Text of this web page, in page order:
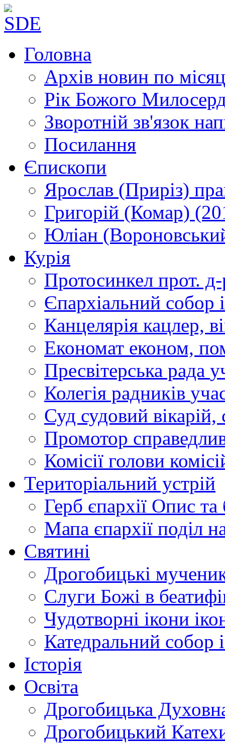
Головна
Архів новин по
Рік Божого
Зворотній зв'язок
Посилання
Єпископи
Ярослав (Приріз)
Григорій (Комар)
Юліан
Курія
Протосинкел прот.
Єпархіальний собор
Канцелярія кацлер,
Економат економ,
Пресвітерська рада
Колегія радників
Суд судовий вікарій,
Промотор
Комісії голови
Територіальний устрій
Герб єпархії Опис та
Мапа єпархії поділ
Святині
Дрогобицькі
Слуги Божі в
Чудотворні ікони
Катедральний собор
Історія
Освіта
Дрогобицька
Дрогобицький